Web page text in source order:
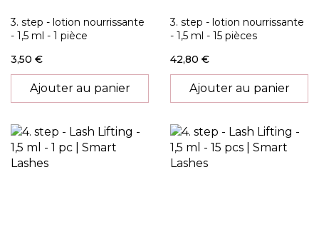
3. step - lotion nourrissante
- 1,5 ml - 1 pièce
3,50 €
Ajouter au panier
3. step - lotion nourrissante
- 1,5 ml - 15 pièces
42,80 €
Ajouter au panier